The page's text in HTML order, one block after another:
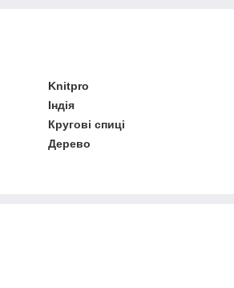
Knitpro
Індія
Кругові спиці
Дерево